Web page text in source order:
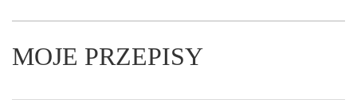
MOJE PRZEPISY